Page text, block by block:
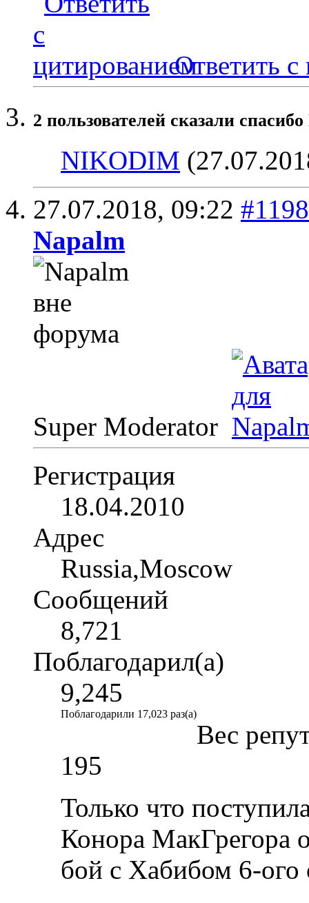
Ответить с
2 пользователей сказали
NIKODIM
27.07.2018, 09:22
Napalm
Super Moderator
Регистрация
18.04.2010
Адрес
Russia,Moscow
Сообщений
8,721
Поблагодарил(а)
9,245
Поблагодарили 17,023 раз(а)
Вес
195
Только что
Конора МакГрегора
бой с Хабибом 6-ого